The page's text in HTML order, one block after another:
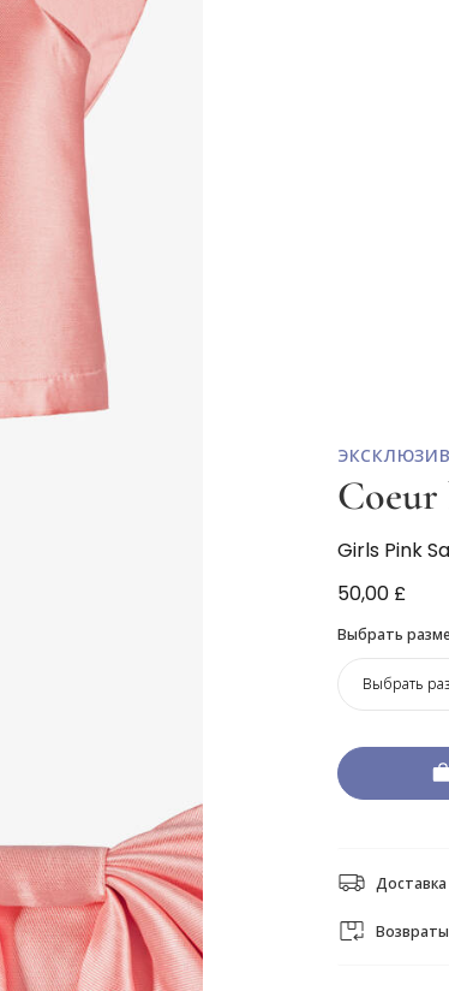
Girls Pink
50,00 £
Выбрать
Выбрать
Доставка
Возвраты